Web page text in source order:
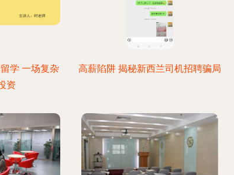
学 一场复杂
资
高薪陷阱 揭秘新西兰司机招聘骗局